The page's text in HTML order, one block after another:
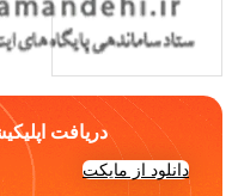
دریافت
دانلود از مایکت